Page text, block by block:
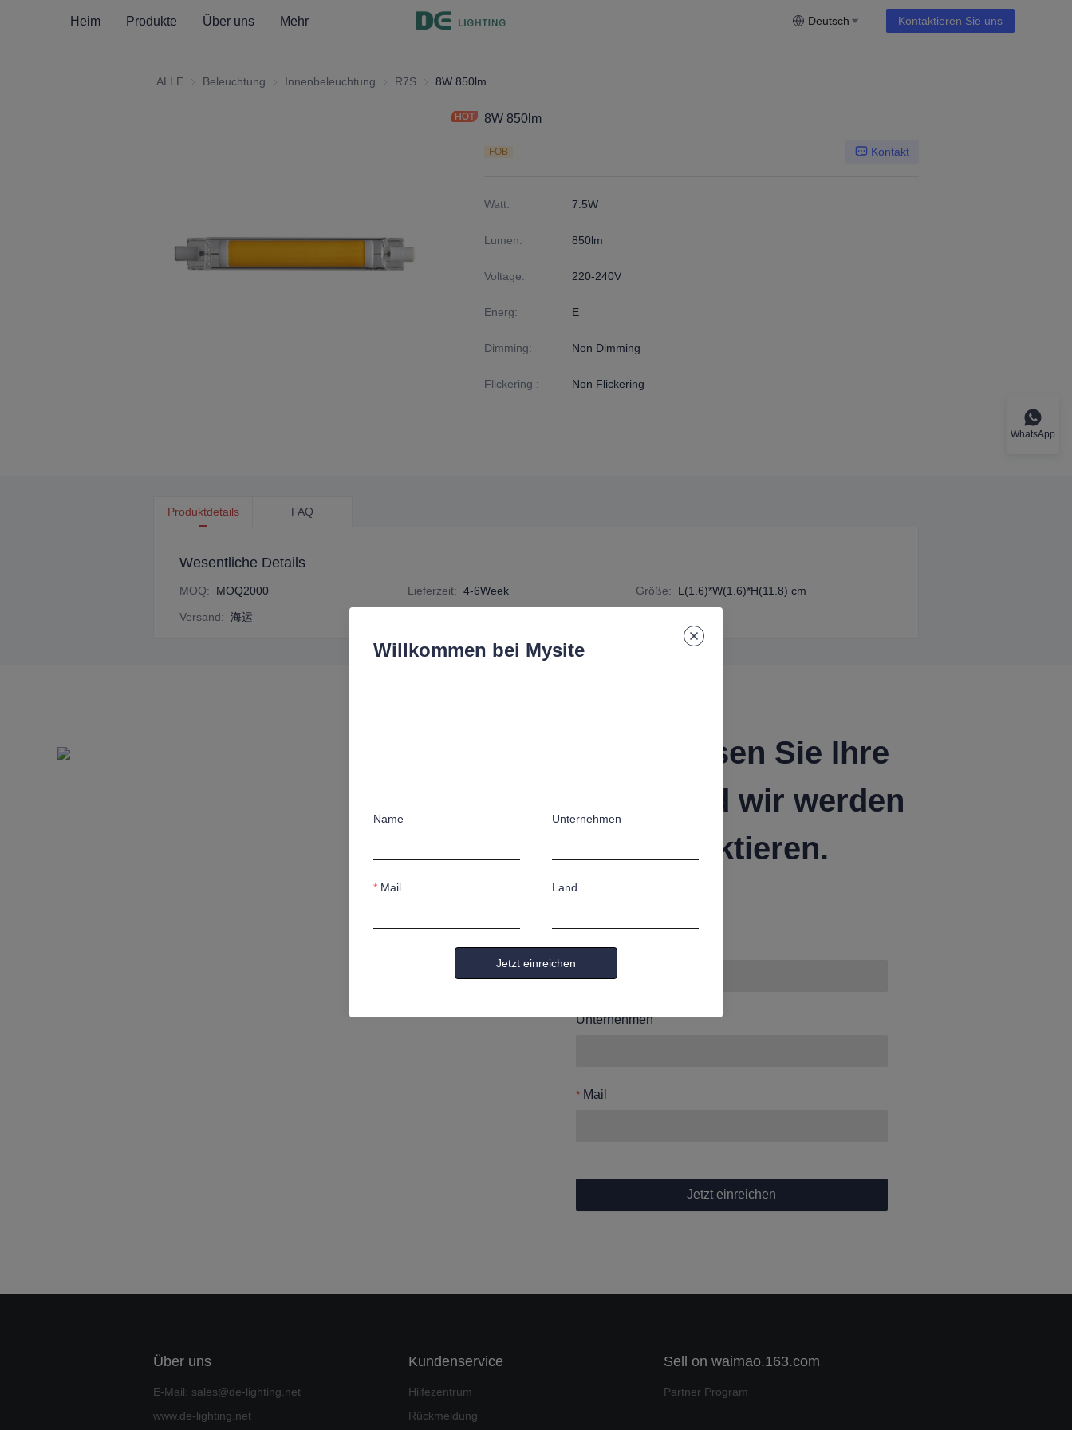
Heim Produkte Über uns Mehr Deutsch Kontaktieren Sie uns
ALLE Beleuchtung Beleuchtung
Innenbeleuchtung Innenbeleuchtung
R7S R7S8W 850lm
8W 850lm
FOB Kontakt
Watt: 7.5W
Lumen: 850lm
Voltage: 220-240V
Energ: E
Dimming: Non Dimming
Flickering : Non Flickering
Produktdetails FAQ
Wesentliche Details
MOQ: MOQ2000 Lieferzeit: 4-6Week Größe: L(1.6)*W(1.6)*H(11.8) cm
Versand: 海运
Hinterlassen Sie Ihre
Daten und wir werden
Sie kontaktieren.
Name
Unternehmen
Mail
Jetzt einreichen
Über uns
E-Mail: sales@de-lighting.net
www.de-lighting.net
Kundenservice
Hilfezentrum
Rückmeldung
Sell on waimao.163.com
Partner Program
WhatsApp
Willkommen bei Mysite
Name Unternehmen
Mail Land
Jetzt einreichen